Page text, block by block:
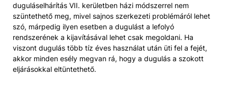
duguláselhárítás VII. kerületben házi módszerrel nem
szüntethető meg, mivel sajnos szerkezeti problémáról lehet
szó, márpedig ilyen esetben a dugulást a lefolyó
rendszerének a kijavításával lehet csak megoldani. Ha
viszont dugulás több tíz éves használat után üti fel a fejét,
akkor minden esély megvan rá, hogy a dugulás a szokott
eljárásokkal eltüntethető.